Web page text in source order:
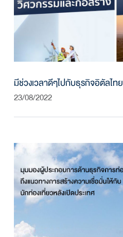
มีช่วงเวลาดีๆไปกับธุรกิจอิตัลไทย
23/08/2022